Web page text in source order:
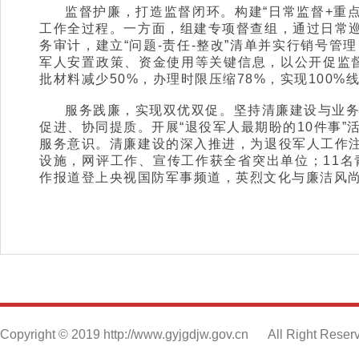
监督护廉，打造监督闭环。构建“日常监督+重
工作全过程。一方面，组建专项督查组，通过日常
务审计，建立“问题-责任-整改”清单并实行销号管
军人安置政策、资金使用等关键信息，以公开促监
批材料减少50%，办理时限压缩78%，实现100%
服务践廉，实现双优双促。坚持清廉建设与业
促进、协同提质。开展“退役军人最期盼的10件事
服务意识。清廉建设的深入推进，为退役军人工作
设施，网评工作、宣传工作获全省突出单位；11
作报道登上央视国防军事频道，英烈文化与廉洁风
Copyright © 2019 http://www.gyjgdjw.gov.cn
All Right